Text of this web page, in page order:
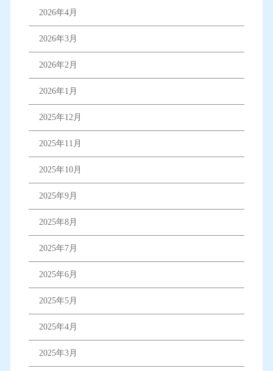
2026年4月
2026年3月
2026年2月
2026年1月
2025年12月
2025年11月
2025年10月
2025年9月
2025年8月
2025年7月
2025年6月
2025年5月
2025年4月
2025年3月